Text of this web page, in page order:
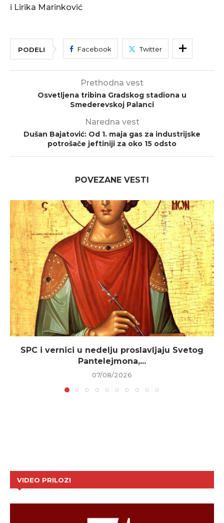
i Lirika Marinković
PODELI Facebook Twitter
Prethodna vest
Osvetljena tribina Gradskog stadiona u
Smederevskoj Palanci
Naredna vest
Dušan Bajatović: Od 1. maja gas za industrijske
potrošače jeftiniji za oko 15 odsto
POVEZANE VESTI
SPC i vernici u nedelju proslavljaju Svetog
Pantelejmona,...
07/08/2026
VIDEO PRILOZI